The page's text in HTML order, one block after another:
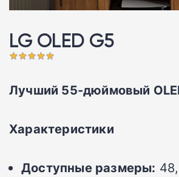
LG OLED G5 󠁩󠁩󠁩󠁩󠁩󠁩
Лучший 55-дюймовый
Характеристики
Доступные размеры: